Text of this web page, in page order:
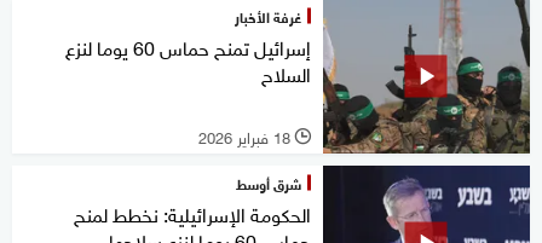
غرفة الأخبار
إسرائيل تمنح حماس 60 يوما لنزع
السلاح
l 18 فبراير 2026
شرق أوسط
الحكومة الإسرائيلية: نخطط لمنح